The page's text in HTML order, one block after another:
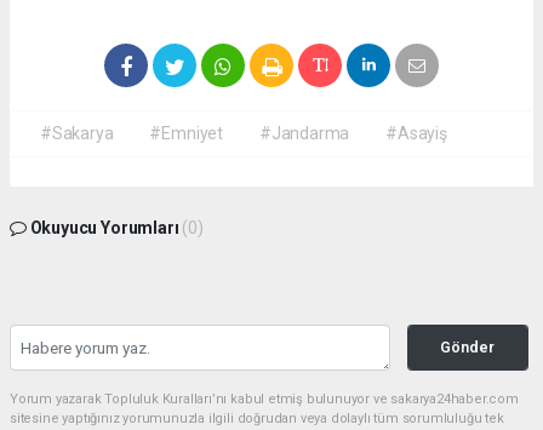
#Sakarya #Emniyet #Jandarma #Asayiş
Okuyucu Yorumları (0)
Gönder
Yorum yazarak Topluluk Kuralları’nı kabul etmiş bulunuyor ve sakarya24haber.com
sitesine yaptığınız yorumunuzla ilgili doğrudan veya dolaylı tüm sorumluluğu tek